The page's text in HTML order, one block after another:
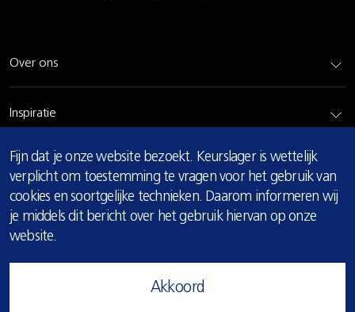
COOKIE
MELDING
Fijn dat je onze website bezoekt. Keurslager is wettelijk
verplicht om toestemming te vragen voor het gebruik van
cookies en soortgelijke technieken. Daarom informeren wij
je middels dit bericht over het gebruik hiervan op onze
website.
Akkoord
Over ons
Inspiratie
Rundvlees
Bereidingsadvies
Privacy & cookie verklaring